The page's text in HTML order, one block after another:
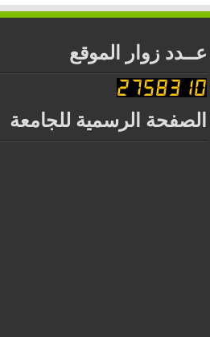
عــدد زوار الموقع
الصفحة الرسمية للجامعة